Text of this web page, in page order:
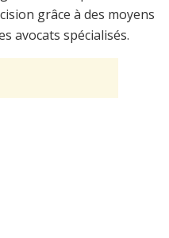
grâce à des moyens
avocats spécialisés.